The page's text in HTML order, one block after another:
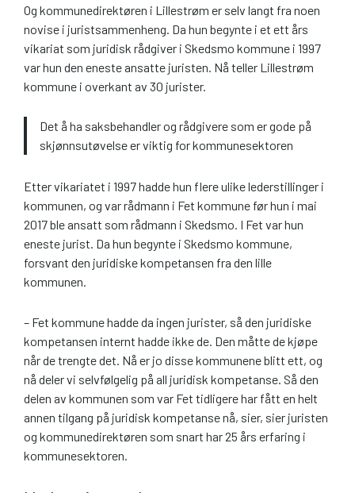
Og kommunedirektøren i Lillestrøm er selv langt fra noen
novise i juristsammenheng. Da hun begynte i et ett års
vikariat som juridisk rådgiver i Skedsmo kommune i 1997
var hun den eneste ansatte juristen. Nå teller Lillestrøm
kommune i overkant av 30 jurister.
Det å ha saksbehandler og rådgivere som er gode på
skjønnsutøvelse er viktig for kommunesektoren
Etter vikariatet i 1997 hadde hun flere ulike lederstillinger i
kommunen, og var rådmann i Fet kommune før hun i mai
2017 ble ansatt som rådmann i Skedsmo. I Fet var hun
eneste jurist. Da hun begynte i Skedsmo kommune,
forsvant den juridiske kompetansen fra den lille
kommunen.
– Fet kommune hadde da ingen jurister, så den juridiske
kompetansen internt hadde ikke de. Den måtte de kjøpe
når de trengte det. Nå er jo disse kommunene blitt ett, og
nå deler vi selvfølgelig på all juridisk kompetanse. Så den
delen av kommunen som var Fet tidligere har fått en helt
annen tilgang på juridisk kompetanse nå, sier, sier juristen
og kommunedirektøren som snart har 25 års erfaring i
kommunesektoren.